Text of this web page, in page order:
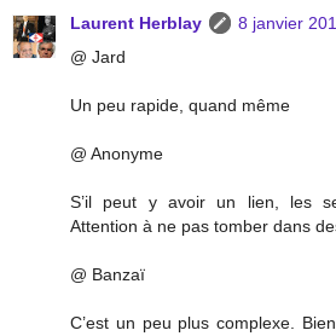
Laurent Herblay
8 janvier
@ Jard
Un peu rapide, quand même
@ Anonyme
S’il peut y avoir un lien, les
Attention à ne pas tomber dans
@ Banzaï
C’est un peu plus complexe.